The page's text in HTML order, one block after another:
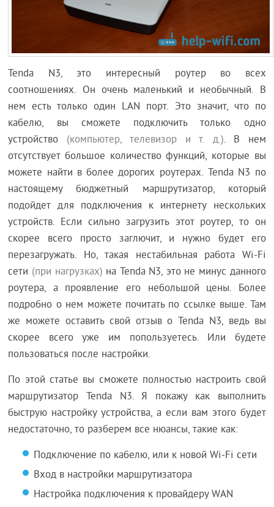
Tenda N3, это интересный роутер во всех
соотношениях. Он очень маленький и необычный. В
нем есть только один LAN порт. Это значит, что по
кабелю, вы сможете подключить только одно
устройство (компьютер, телевизор и т. д.). В нем
отсутствует большое количество функций, которые вы
можете найти в более дорогих роутерах. Tenda N3 по
настоящему бюджетный маршрутизатор, который
подойдет для подключения к интернету нескольких
устройств. Если сильно загрузить этот роутер, то он
скорее всего просто заглючит, и нужно будет его
перезагружать. Но, такая нестабильная работа Wi-Fi
сети (при нагрузках) на Tenda N3, это не минус данного
роутера, а проявление его небольшой цены. Более
подробно о нем можете почитать по ссылке выше. Там
же можете оставить свой отзыв о Tenda N3, ведь вы
скорее всего уже им попользуетесь. Или будете
пользоваться после настройки.
По этой статье вы сможете полностью настроить свой
маршрутизатор Tenda N3. Я покажу как выполнить
быструю настройку устройства, а если вам этого будет
недостаточно, то разберем все нюансы, такие как:
Подключение по кабелю, или к новой Wi-Fi сети
Вход в настройки маршрутизатора
Настройка подключения к провайдеру WAN